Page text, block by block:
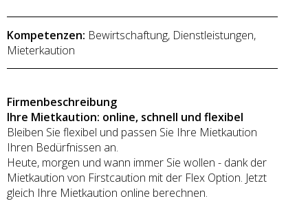
Kompetenzen: Bewirtschaftung, Dienstleistungen,
Mieterkaution
Firmenbeschreibung
Ihre Mietkaution: online, schnell und flexibel
Bleiben Sie flexibel und passen Sie Ihre Mietkaution
Ihren Bedürfnissen an.
Heute, morgen und wann immer Sie wollen - dank der
Mietkaution von Firstcaution mit der Flex Option. Jetzt
gleich Ihre Mietkaution online berechnen.